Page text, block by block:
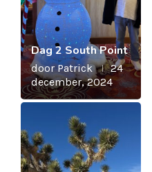
Dag 2 South Point
doorPatrick
24
december, 2024